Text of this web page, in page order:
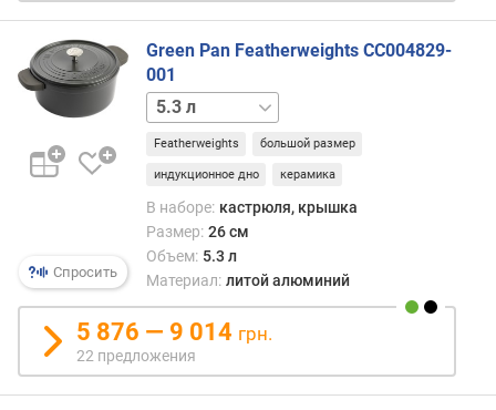
п
о
к
о
и
ч
в
р
д
Спросить
Green Pan Featherweights CC004829-
001
3.3 л 6.3 л
Featherweights большой размер
индукционное дно керамика
В наборе: кастрюля, крышка
Размер: 26 см
Объем: 5.3 л
Материал: литой алюминий
5 876 — 9 014 грн.
22 предложения